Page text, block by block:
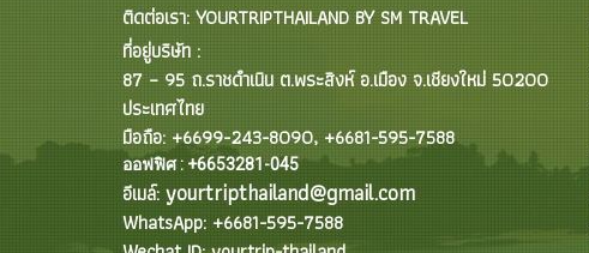
ติดต่อเรา: YOURTRIPTHAILAND BY SM TRAVEL
ที่อยู่บริษัท :
87 – 95 ถ.ราชดำเนิน ต.พระสิงห์ อ.เมือง จ.เชียงใหม่ 50200
ประเทศไทย
มือถือ: +6699-243-8090, +6681-595-7588
ออฟฟิศ : +6653281-045
อีเมล์: yourtripthailand@gmail.com
WhatsApp: +6681-595-7588